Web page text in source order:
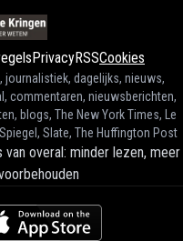
PrivacyRSSCookies
journalistiek, dagelijks, nieuws,
commentaren, nieuwsberichten,
blogs, The New York Times, Le
Slate, The Huffington Post
overal: minder lezen, meer